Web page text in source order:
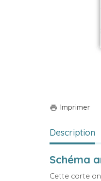
print Imprimer
Description
Schéma
Cette carte